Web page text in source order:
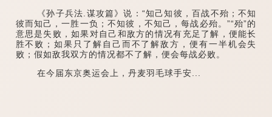
《孙子兵法.谋攻篇》说：“知己知彼，百战不殆；不知
彼而知己，一胜一负；不知彼，不知己，每战必殆。”“殆”的
意思是失败，如果对自己和敌方的情况有充足了解，便能长
胜不败；如果只了解自己而不了解敌方，便有一半机会失
败；假如敌我双方的情况都不了解，便会每战必败。
在今届东京奥运会上，丹麦羽毛球手安...